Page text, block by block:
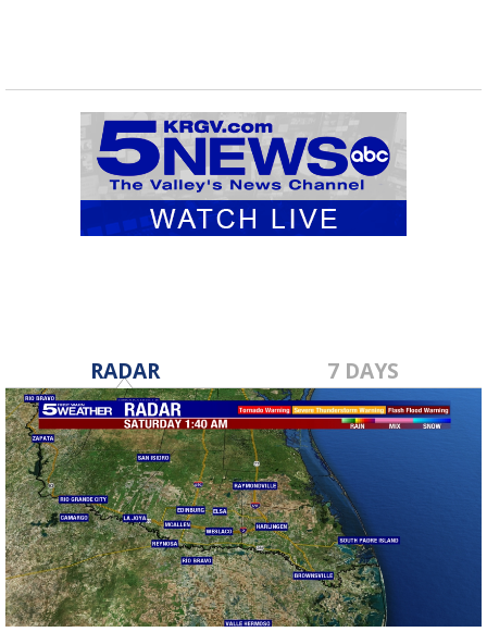
RADAR 7 DAYS